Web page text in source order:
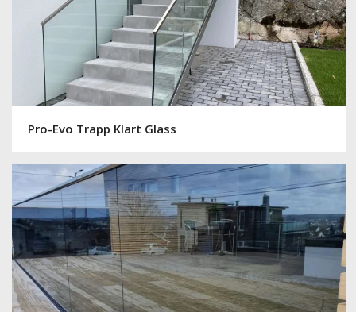
Pro-Evo Trapp Klart Glass